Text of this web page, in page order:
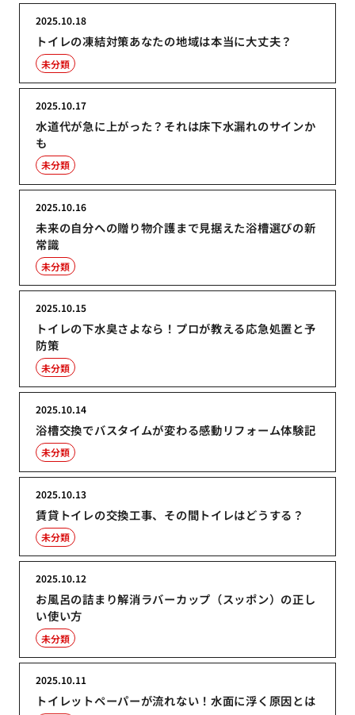
トイレの凍結対策あなたの地域は本当に大丈夫？
2025.10.18
未分類
水道代が急に上がった？それは床下水漏れのサインか
も
2025.10.17
未分類
未来の自分への贈り物介護まで見据えた浴槽選びの新
常識
2025.10.16
未分類
トイレの下水臭さよなら！プロが教える応急処置と予
防策
2025.10.15
未分類
浴槽交換でバスタイムが変わる感動リフォーム体験記
2025.10.14
未分類
賃貸トイレの交換工事、その間トイレはどうする？
2025.10.13
未分類
お風呂の詰まり解消ラバーカップ（スッポン）の正し
い使い方
2025.10.12
未分類
トイレットペーパーが流れない！水面に浮く原因とは
2025.10.11